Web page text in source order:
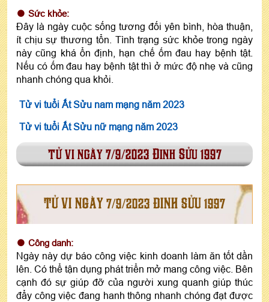
Sức khỏe:
Đây là ngày cuộc sống tương đối yên bình, hòa thuận,
ít chịu sự thương tổn. Tình trạng sức khỏe trong ngày
này cũng khá ổn định, hạn chế ốm đau hay bệnh tật.
Nếu có ốm đau hay bệnh tật thì ở mức độ nhẹ và cũng
nhanh chóng qua khỏi.
Tử vi tuổi Ất Sửu nam mạng năm 2023
Tử vi tuổi Ất Sửu nữ mạng năm 2023
tử vi ngày 7/9/2023 Đinh Sửu 1997
TỬ VI NGÀY 7/9/2023 ĐINH SỬU 1997
Công danh:
Ngày này dự báo công việc kinh doanh làm ăn tốt dần
lên. Có thể tận dụng phát triển mở mang công việc. Bên
cạnh đó sự giúp đỡ của người xung quanh giúp thúc
đẩy công việc đang hanh thông nhanh chóng đạt được